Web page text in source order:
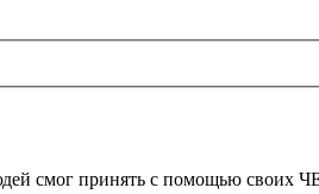
смог принять с помощью